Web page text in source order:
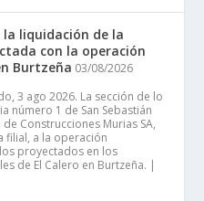
liquidación de la
con la operación
Burtzeña 03/08/2026
3 ago 2026. La sección de lo
número 1 de San Sebastián
Construcciones Murias SA,
filial, a la operación
proyectados en los
de El Calero en Burtzeña. |